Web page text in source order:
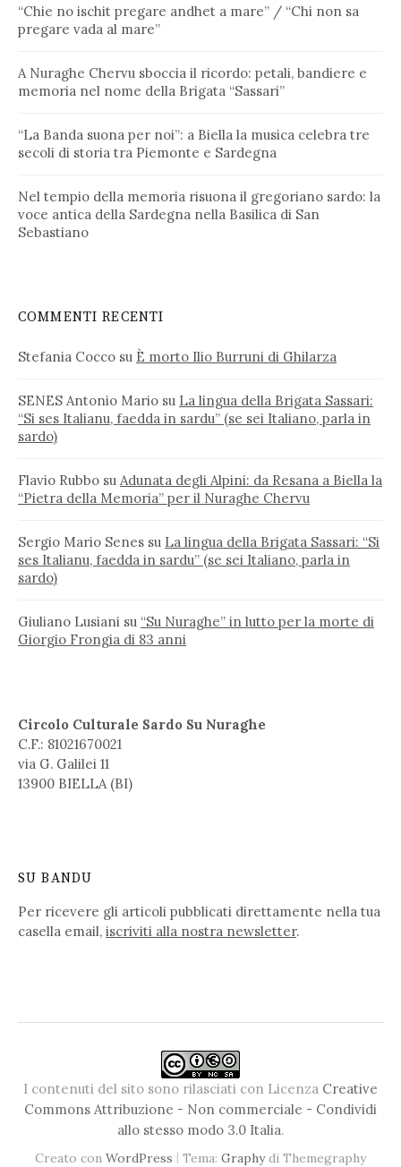
“Chie no ischit pregare andhet a mare” / “Chi non sa
pregare vada al mare”
A Nuraghe Chervu sboccia il ricordo: petali, bandiere e
memoria nel nome della Brigata “Sassari”
“La Banda suona per noi”: a Biella la musica celebra tre
secoli di storia tra Piemonte e Sardegna
Nel tempio della memoria risuona il gregoriano sardo: la
voce antica della Sardegna nella Basilica di San
Sebastiano
COMMENTI RECENTI
Stefania Cocco su È morto Ilio Burruni di Ghilarza
SENES Antonio Mario su La lingua della Brigata Sassari:
“Si ses Italianu, faedda in sardu” (se sei Italiano, parla in
sardo)
Flavio Rubbo su Adunata degli Alpini: da Resana a Biella la
“Pietra della Memoria” per il Nuraghe Chervu
Sergio Mario Senes su La lingua della Brigata Sassari: “Si
ses Italianu, faedda in sardu” (se sei Italiano, parla in
sardo)
Giuliano Lusiani su “Su Nuraghe” in lutto per la morte di
Giorgio Frongia di 83 anni
Circolo Culturale Sardo Su Nuraghe
C.F.: 81021670021
via G. Galilei 11
13900 BIELLA (BI)
SU BANDU
Per ricevere gli articoli pubblicati direttamente nella tua
casella email, iscriviti alla nostra newsletter.
I contenuti del sito sono rilasciati con Licenza Creative
Commons Attribuzione - Non commerciale - Condividi
allo stesso modo 3.0 Italia.
Creato con WordPress | Tema: Graphydi Themegraphy